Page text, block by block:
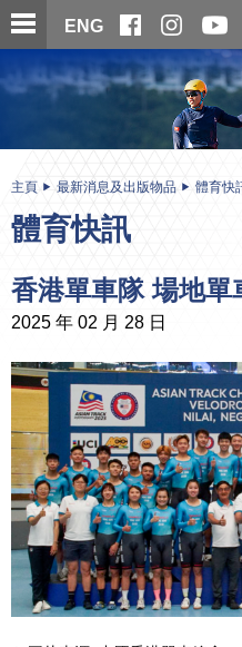
跳
至
內
ENG
内
主頁 最新消息及出版物品 體育快
體育快訊
香港單車隊 場地單
2025 年 02 月 28 日